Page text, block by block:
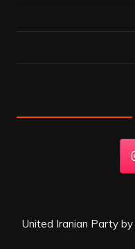
United Iranian Party by